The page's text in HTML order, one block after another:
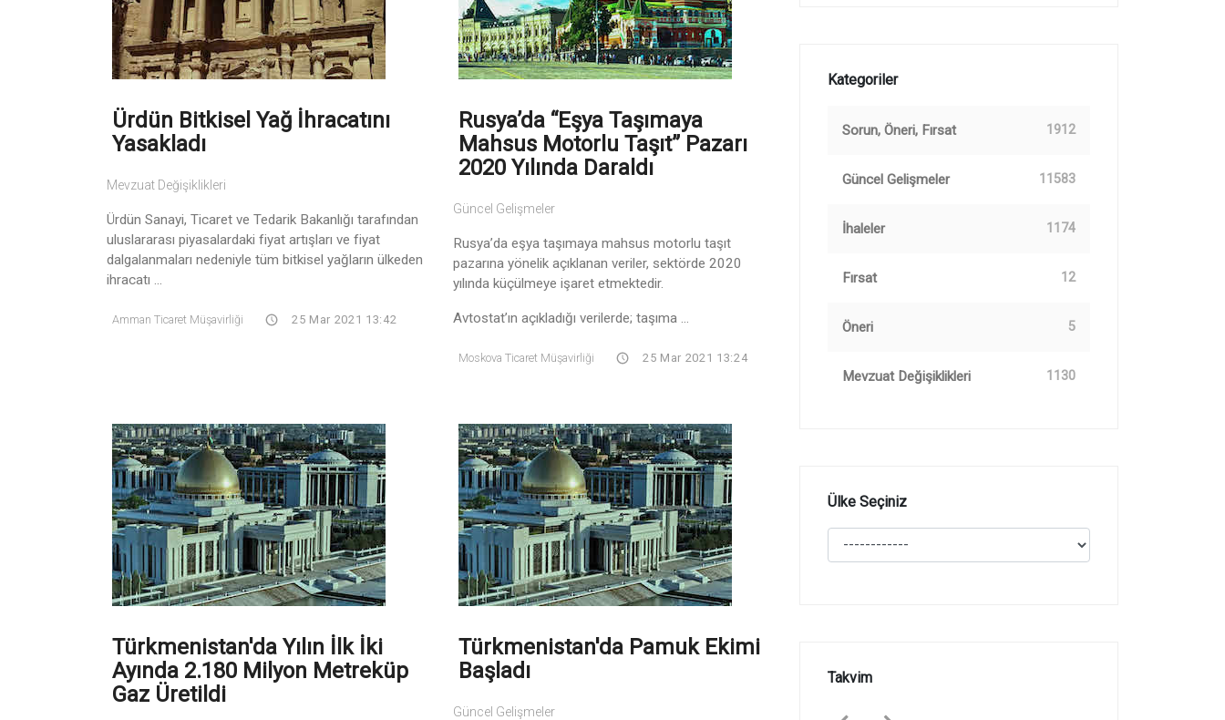
Ürdün Bitkisel Yağ İhracatını
Yasakladı
Mevzuat Değişiklikleri
Ürdün Sanayi, Ticaret ve Tedarik Bakanlığı tarafından
uluslararası piyasalardaki fiyat artışları ve fiyat
dalgalanmaları nedeniyle tüm bitkisel yağların ülkeden
ihracatı ...
Amman Ticaret Müşavirliği 25 Mar 2021 13:42
Rusya’da “Eşya Taşımaya
Mahsus Motorlu Taşıt” Pazarı
2020 Yılında Daraldı
Güncel Gelişmeler
Rusya’da eşya taşımaya mahsus motorlu taşıt
pazarına yönelik açıklanan veriler, sektörde 2020
yılında küçülmeye işaret etmektedir.
Avtostat’ın açıkladığı verilerde; taşıma ...
Moskova Ticaret Müşavirliği 25 Mar 2021 13:24
Türkmenistan'da Yılın İlk İki
Ayında 2.180 Milyon Metreküp
Gaz Üretildi
Türkmenistan'da Pamuk Ekimi
Başladı
Güncel Gelişmeler
Kategoriler
Sorun, Öneri, Fırsat 1912
Güncel Gelişmeler 11583
İhaleler 1174
Fırsat 12
Öneri 5
Mevzuat Değişiklikleri 1130
Ülke Seçiniz
Takvim